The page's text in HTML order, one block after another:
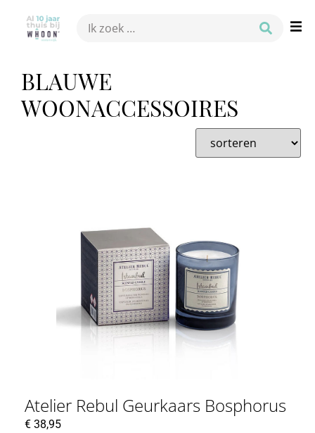
BLAUWE
WOONACCESSOIRES
Atelier Rebul Geurkaars Bosphorus
€ 38,95